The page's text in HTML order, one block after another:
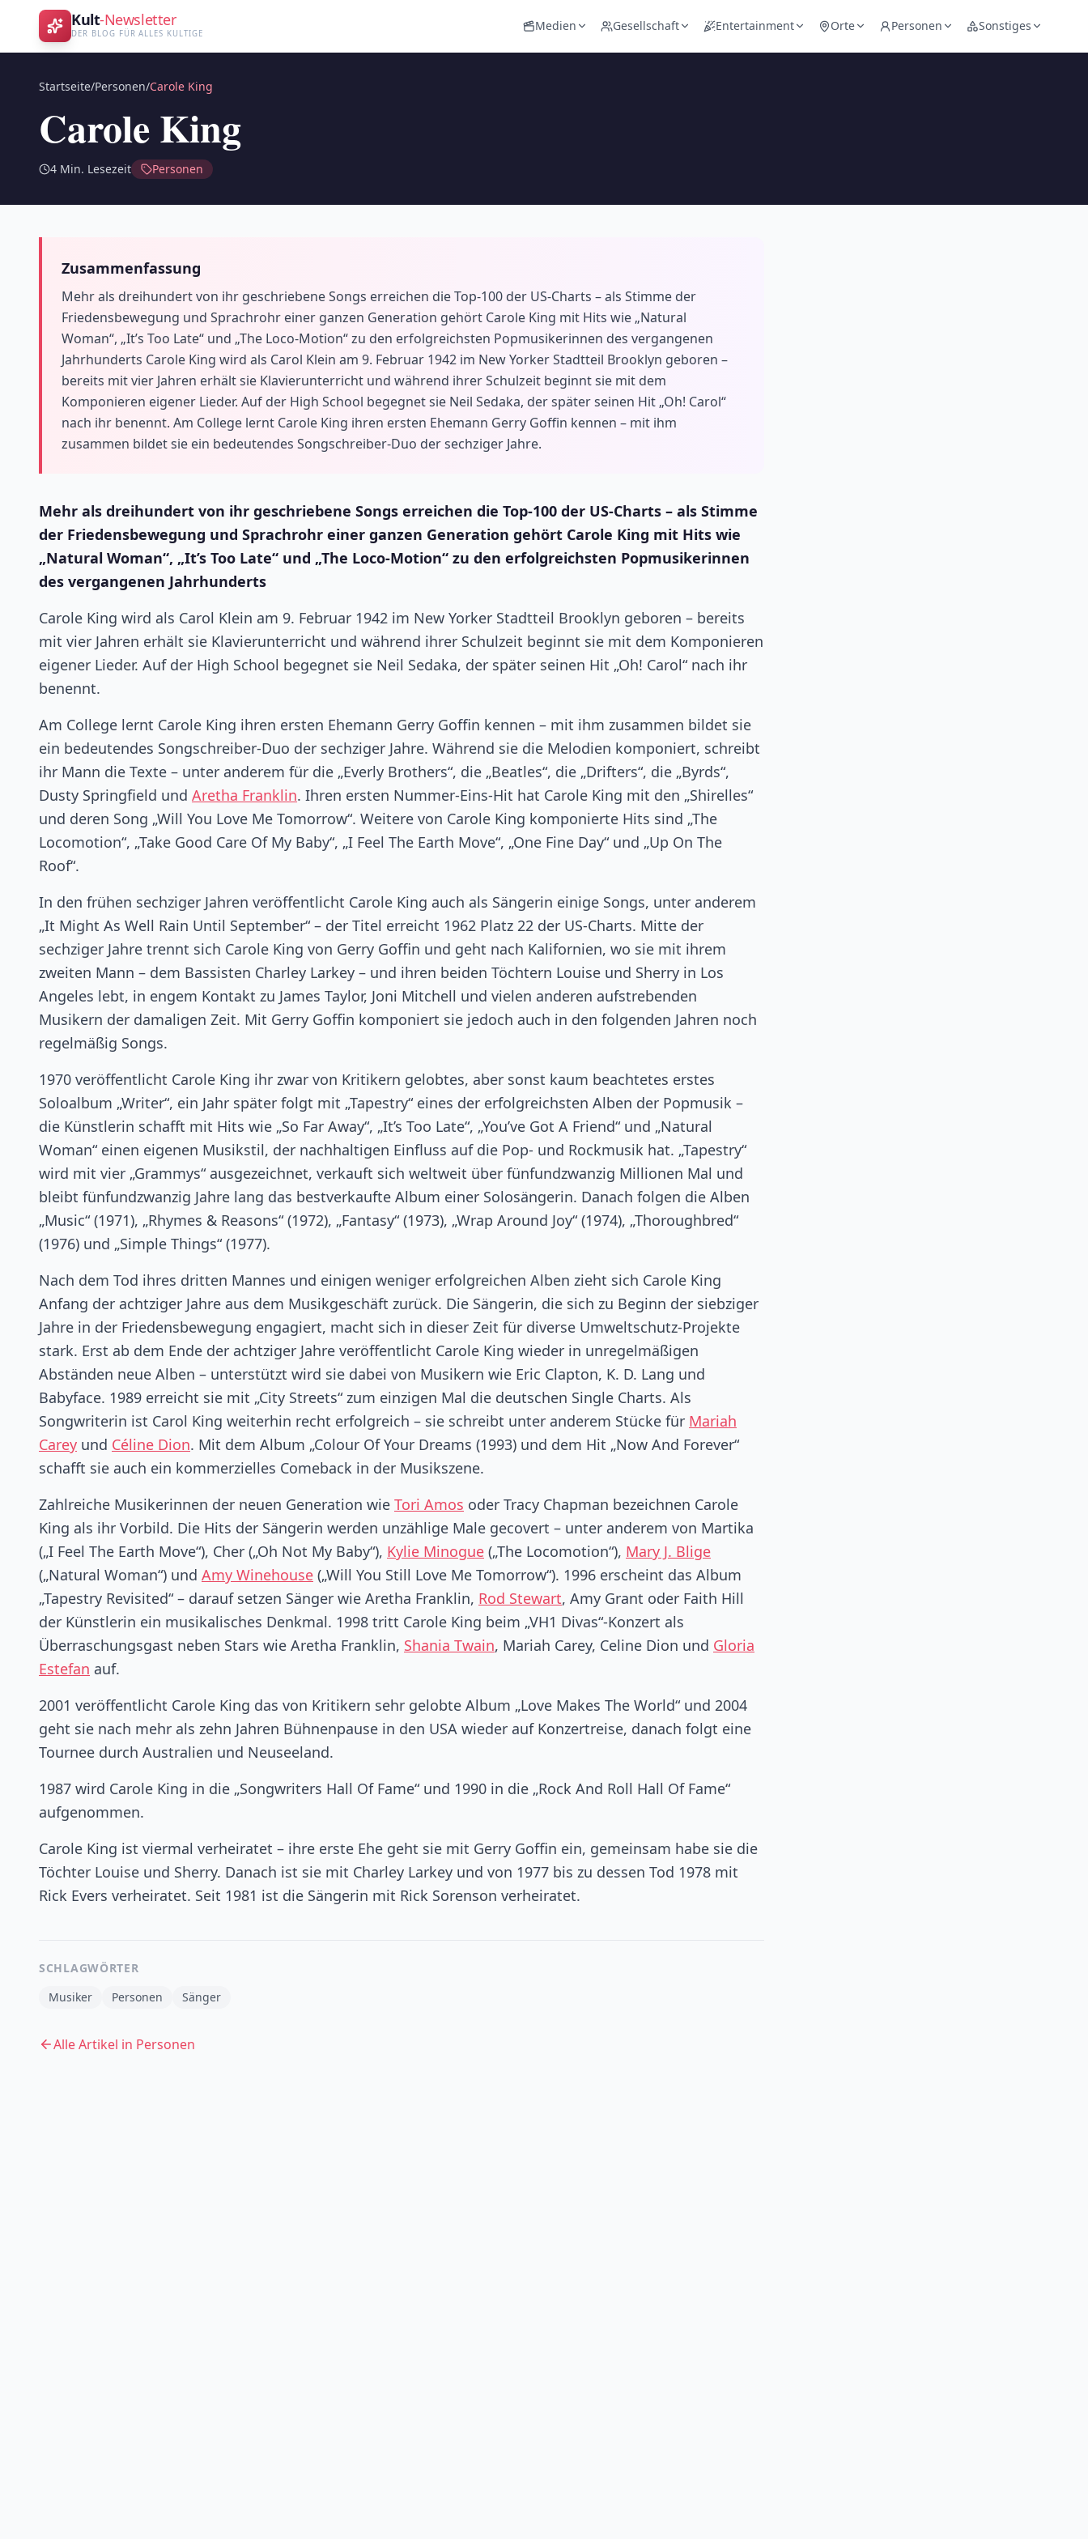
Kult-Newsletter
DER BLOG FÜR ALLES KULTIGE
Medien Gesellschaft Entertainment Orte Personen Sonstiges
Startseite/Personen/Carole King
Carole King
4 Min. Lesezeit Personen
Zusammenfassung
Mehr als dreihundert von ihr geschriebene Songs erreichen die Top-100 der US-Charts – als Stimme der
Friedensbewegung und Sprachrohr einer ganzen Generation gehört Carole King mit Hits wie „Natural
Woman“, „It’s Too Late“ und „The Loco-Motion“ zu den erfolgreichsten Popmusikerinnen des vergangenen
Jahrhunderts Carole King wird als Carol Klein am 9. Februar 1942 im New Yorker Stadtteil Brooklyn geboren –
bereits mit vier Jahren erhält sie Klavierunterricht und während ihrer Schulzeit beginnt sie mit dem
Komponieren eigener Lieder. Auf der High School begegnet sie Neil Sedaka, der später seinen Hit „Oh! Carol“
nach ihr benennt. Am College lernt Carole King ihren ersten Ehemann Gerry Goffin kennen – mit ihm
zusammen bildet sie ein bedeutendes Songschreiber-Duo der sechziger Jahre.
Mehr als dreihundert von ihr geschriebene Songs erreichen die Top-100 der US-Charts – als Stimme
der Friedensbewegung und Sprachrohr einer ganzen Generation gehört Carole King mit Hits wie
„Natural Woman“, „It’s Too Late“ und „The Loco-Motion“ zu den erfolgreichsten Popmusikerinnen
des vergangenen Jahrhunderts
Carole King wird als Carol Klein am 9. Februar 1942 im New Yorker Stadtteil Brooklyn geboren – bereits
mit vier Jahren erhält sie Klavierunterricht und während ihrer Schulzeit beginnt sie mit dem Komponieren
eigener Lieder. Auf der High School begegnet sie Neil Sedaka, der später seinen Hit „Oh! Carol“ nach ihr
benennt.
Am College lernt Carole King ihren ersten Ehemann Gerry Goffin kennen – mit ihm zusammen bildet sie
ein bedeutendes Songschreiber-Duo der sechziger Jahre. Während sie die Melodien komponiert, schreibt
ihr Mann die Texte – unter anderem für die „Everly Brothers“, die „Beatles“, die „Drifters“, die „Byrds“,
Dusty Springfield und Aretha Franklin. Ihren ersten Nummer-Eins-Hit hat Carole King mit den „Shirelles“
und deren Song „Will You Love Me Tomorrow“. Weitere von Carole King komponierte Hits sind „The
Locomotion“, „Take Good Care Of My Baby“, „I Feel The Earth Move“, „One Fine Day“ und „Up On The
Roof“.
In den frühen sechziger Jahren veröffentlicht Carole King auch als Sängerin einige Songs, unter anderem
„It Might As Well Rain Until September“ – der Titel erreicht 1962 Platz 22 der US-Charts. Mitte der
sechziger Jahre trennt sich Carole King von Gerry Goffin und geht nach Kalifornien, wo sie mit ihrem
zweiten Mann – dem Bassisten Charley Larkey – und ihren beiden Töchtern Louise und Sherry in Los
Angeles lebt, in engem Kontakt zu James Taylor, Joni Mitchell und vielen anderen aufstrebenden
Musikern der damaligen Zeit. Mit Gerry Goffin komponiert sie jedoch auch in den folgenden Jahren noch
regelmäßig Songs.
1970 veröffentlicht Carole King ihr zwar von Kritikern gelobtes, aber sonst kaum beachtetes erstes
Soloalbum „Writer“, ein Jahr später folgt mit „Tapestry“ eines der erfolgreichsten Alben der Popmusik –
die Künstlerin schafft mit Hits wie „So Far Away“, „It’s Too Late“, „You’ve Got A Friend“ und „Natural
Woman“ einen eigenen Musikstil, der nachhaltigen Einfluss auf die Pop- und Rockmusik hat. „Tapestry“
wird mit vier „Grammys“ ausgezeichnet, verkauft sich weltweit über fünfundzwanzig Millionen Mal und
bleibt fünfundzwanzig Jahre lang das bestverkaufte Album einer Solosängerin. Danach folgen die Alben
„Music“ (1971), „Rhymes & Reasons“ (1972), „Fantasy“ (1973), „Wrap Around Joy“ (1974), „Thoroughbred“
(1976) und „Simple Things“ (1977).
Nach dem Tod ihres dritten Mannes und einigen weniger erfolgreichen Alben zieht sich Carole King
Anfang der achtziger Jahre aus dem Musikgeschäft zurück. Die Sängerin, die sich zu Beginn der siebziger
Jahre in der Friedensbewegung engagiert, macht sich in dieser Zeit für diverse Umweltschutz-Projekte
stark. Erst ab dem Ende der achtziger Jahre veröffentlicht Carole King wieder in unregelmäßigen
Abständen neue Alben – unterstützt wird sie dabei von Musikern wie Eric Clapton, K. D. Lang und
Babyface. 1989 erreicht sie mit „City Streets“ zum einzigen Mal die deutschen Single Charts. Als
Songwriterin ist Carol King weiterhin recht erfolgreich – sie schreibt unter anderem Stücke für Mariah
Carey und Céline Dion. Mit dem Album „Colour Of Your Dreams (1993) und dem Hit „Now And Forever“
schafft sie auch ein kommerzielles Comeback in der Musikszene.
Zahlreiche Musikerinnen der neuen Generation wie Tori Amos oder Tracy Chapman bezeichnen Carole
King als ihr Vorbild. Die Hits der Sängerin werden unzählige Male gecovert – unter anderem von Martika
(„I Feel The Earth Move“), Cher („Oh Not My Baby“), Kylie Minogue („The Locomotion“), Mary J. Blige
(„Natural Woman“) und Amy Winehouse („Will You Still Love Me Tomorrow“). 1996 erscheint das Album
„Tapestry Revisited“ – darauf setzen Sänger wie Aretha Franklin, Rod Stewart, Amy Grant oder Faith Hill
der Künstlerin ein musikalisches Denkmal. 1998 tritt Carole King beim „VH1 Divas“-Konzert als
Überraschungsgast neben Stars wie Aretha Franklin, Shania Twain, Mariah Carey, Celine Dion und Gloria
Estefan auf.
2001 veröffentlicht Carole King das von Kritikern sehr gelobte Album „Love Makes The World“ und 2004
geht sie nach mehr als zehn Jahren Bühnenpause in den USA wieder auf Konzertreise, danach folgt eine
Tournee durch Australien und Neuseeland.
1987 wird Carole King in die „Songwriters Hall Of Fame“ und 1990 in die „Rock And Roll Hall Of Fame“
aufgenommen.
Carole King ist viermal verheiratet – ihre erste Ehe geht sie mit Gerry Goffin ein, gemeinsam habe sie die
Töchter Louise und Sherry. Danach ist sie mit Charley Larkey und von 1977 bis zu dessen Tod 1978 mit
Rick Evers verheiratet. Seit 1981 ist die Sängerin mit Rick Sorenson verheiratet.
SCHLAGWÖRTER
Musiker
Personen Sänger
Alle Artikel in Personen